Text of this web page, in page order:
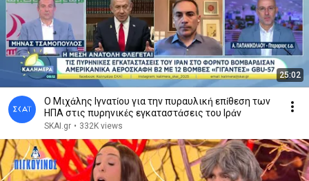
25:02
Ο Μιχάλης Ιγνατίου για την πυραυλική επίθεση των
ΗΠΑ στις πυρηνικές εγκαταστάσεις του Ιράν
SKAI.gr • 332K views